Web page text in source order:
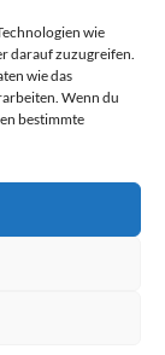
wie
darauf zuzugreifen.
wie das
Wenn du
bestimmte